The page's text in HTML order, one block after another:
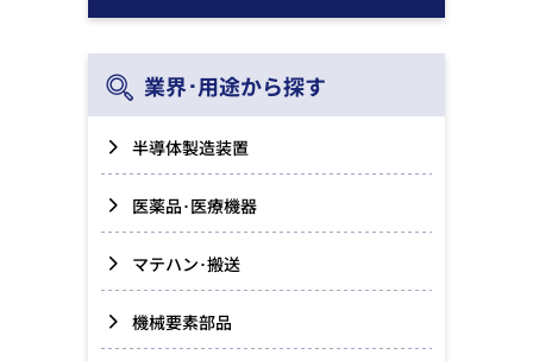
業界･用途から探す
半導体製造装置
医薬品･医療機器
マテハン･搬送
機械要素部品